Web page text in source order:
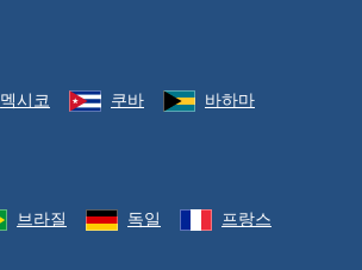
멕시코 쿠바
바하마
브라질 독일 프랑스